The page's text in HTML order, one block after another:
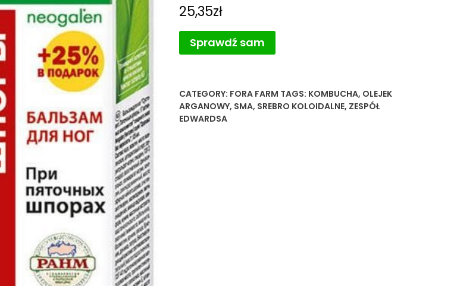
25,35zł
Sprawdź sam
CATEGORY: FORA FARM TAGS: KOMBUCHA, OLEJEK
ARGANOWY, SMA, SREBRO KOLOIDALNE, ZESPÓŁ
EDWARDSA